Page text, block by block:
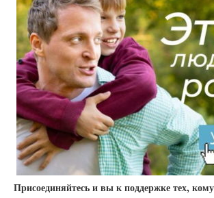
Присоединяйтесь и вы к поддержке тех,